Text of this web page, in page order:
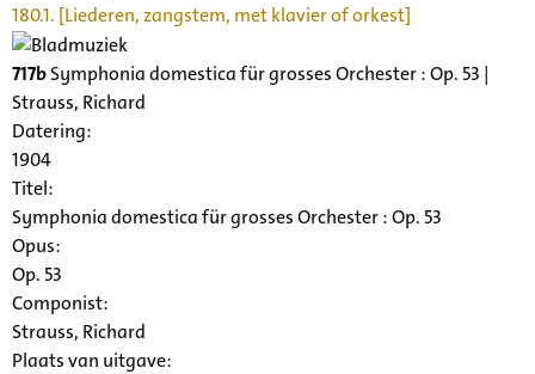
180.1. [Liederen, zangstem, met klavier of orkest]
717bSymphonia domestica für grosses Orchester : Op. 53 |
Strauss, Richard
Datering:
1904
Titel:
Symphonia domestica für grosses Orchester : Op. 53
Opus:
Op. 53
Componist:
Strauss, Richard
Plaats van uitgave: